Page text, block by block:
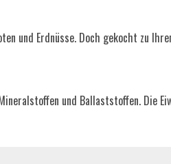
und Erdnüsse. Doch gekocht zu
und Ballaststoffen. Die